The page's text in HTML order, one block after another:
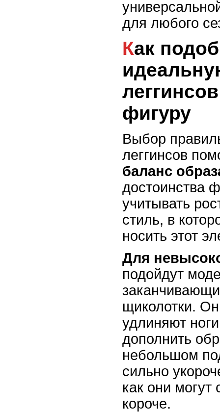
для любого
Как подобрать
фигуру
Выбор
леггинсов
баланс
достоинства
учитывать
стиль, в
носить этот
Для
подойдут
щиколотки.
удлиняют
дополнить
небольшом
сильно
как они могут
короче.